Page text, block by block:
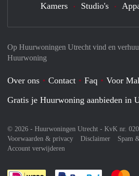
Op Huurwoningen Utrecht vind en
Huurwoning
Over ons Contact Faq Voor
Gratis je Huurwoning aanbieden in
© 2026 - Huurwoningen Utrecht - KvK nr.
Voorwaarden & privacy
Disclaimer
Spam
Account verwijderen
Kamers Studio's